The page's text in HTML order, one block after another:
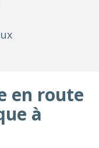
en route
à